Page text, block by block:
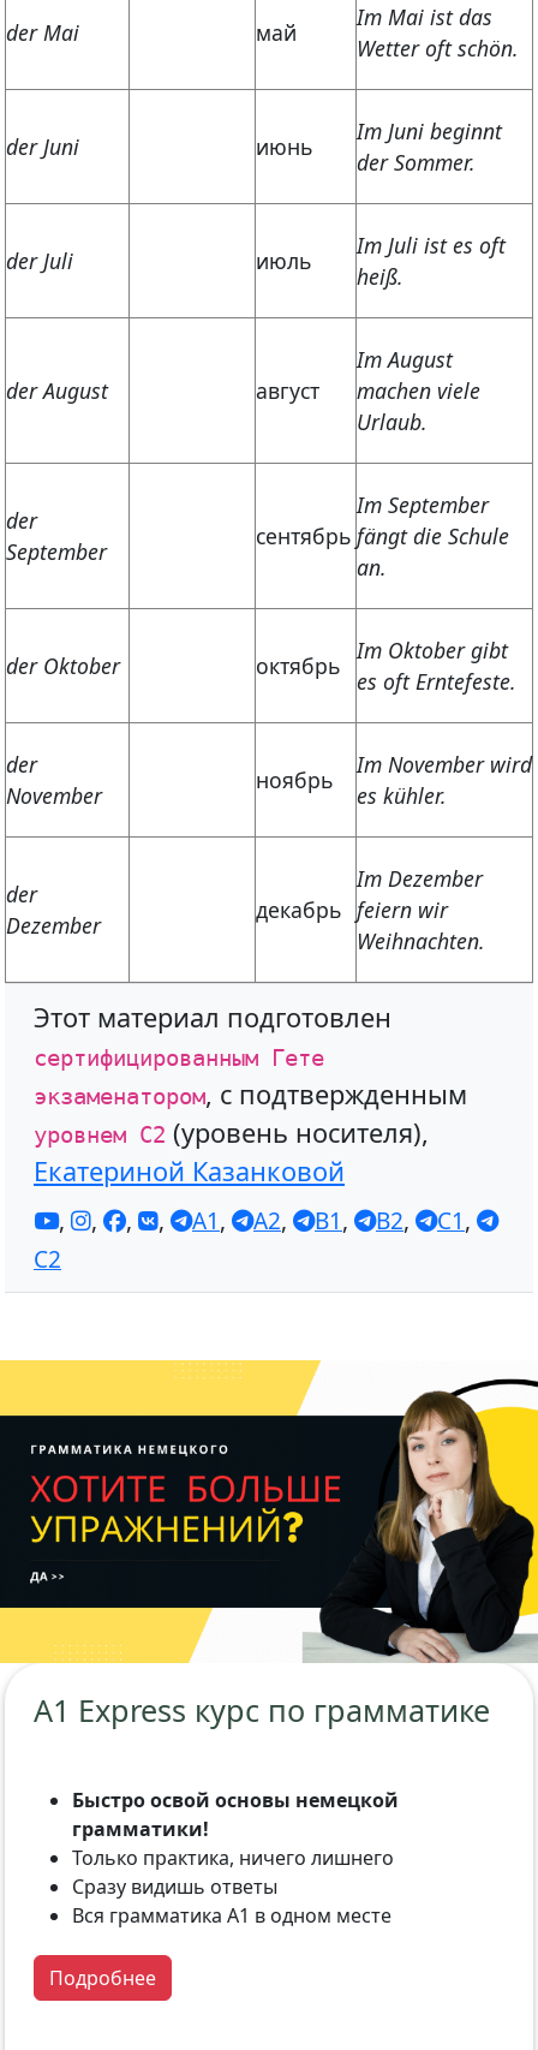
der Mai май
Im Mai ist das
Wetter oft schön.
der Juni июнь
Im Juni beginnt
der Sommer.
der Juli июль
Im Juli ist es oft
heiß.
der August август
Im August
machen viele
Urlaub.
der
September
сентябрь
Im September
fängt die Schule
an.
der Oktober октябрь
Im Oktober gibt
es oft Erntefeste.
der
November
ноябрь
Im November wird
es kühler.
der
Dezember
декабрь
Im Dezember
feiern wir
Weihnachten.
Этот материал подготовлен
сертифицированным Гете
экзаменатором, с подтвержденным
уровнем С2 (уровень носителя),
Екатериной Казанковой
, , , , A1, A2, B1, B2, C1,
C2
A1 Express курс по грамматике
Быстро освой основы немецкой
грамматики!
Только практика, ничего лишнего
Сразу видишь ответы
Вся грамматика A1 в одном месте
Подробнее